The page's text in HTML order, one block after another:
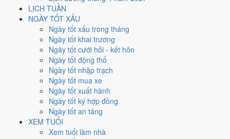
LỊCH TUẦN
NGÀY TỐT XẤU
Ngày tốt xấu trong tháng
Ngày tốt khai trương
Ngày tốt cưới hỏi - kết hôn
Ngày tốt động thổ
Ngày tốt nhập trạch
Ngày tốt mua xe
Ngày tốt xuất hành
Ngày tốt ký hợp đồng
Ngày tốt an táng
XEM TUỔI
Xem tuổi làm nhà
Phong Kim. Tổng hòa, đây là
cho các việc quan trọng. Giờ Hoàng Đạo trong ngày:
Tỵ, Mùi, Tuất
Ngày Dương
Tháng 10 năm 2026
Tháng 9 âm năm 2026
Tiết Sương Giáng